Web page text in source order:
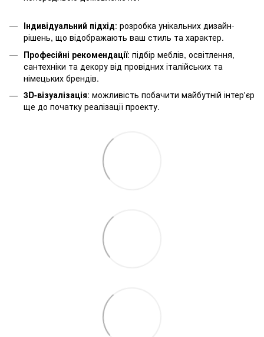
Індивідуальний підхід: розробка унікальних дизайн-
рішень, що відображають ваш стиль та характер.
Професійні рекомендації: підбір меблів, освітлення,
сантехніки та декору від провідних італійських та
німецьких брендів.
3D-візуалізація: можливість побачити майбутній інтер'єр
ще до початку реалізації проекту.